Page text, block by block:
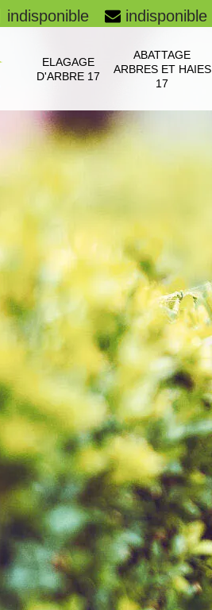
indisponible indisponible
ELAGAGE
D'ARBRE 17
ABATTAGE
ARBRES ET HAIES
17